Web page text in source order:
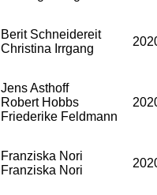
Berit Schneidereit
Christina Irrgang
Jens Asthoff
Robert Hobbs
Friederike Feldmann
Franziska Nori
Franziska Nori